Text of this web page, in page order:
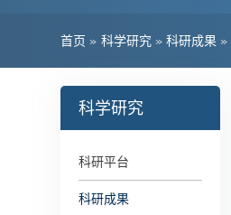
首页 » 科学研究 » 科研成果 »
科学研究
科研平台
科研成果